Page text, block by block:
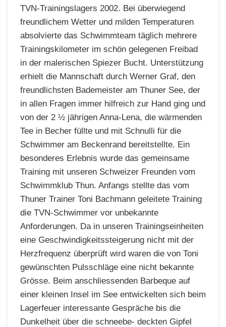
TVN-Trainingslagers 2002. Bei überwiegend
freundlichem Wetter und milden Temperaturen
absolvierte das Schwimmteam täglich mehrere
Trainingskilometer im schön gelegenen Freibad
in der malerischen Spiezer Bucht. Unterstützung
erhielt die Mannschaft durch Werner Graf, den
freundlichsten Bademeister am Thuner See, der
in allen Fragen immer hilfreich zur Hand ging und
von der 2 ½ jährigen Anna-Lena, die wärmenden
Tee in Becher füllte und mit Schnulli für die
Schwimmer am Beckenrand bereitstellte. Ein
besonderes Erlebnis wurde das gemeinsame
Training mit unseren Schweizer Freunden vom
Schwimmklub Thun. Anfangs stellte das vom
Thuner Trainer Toni Bachmann geleitete Training
die TVN-Schwimmer vor unbekannte
Anforderungen. Da in unseren Trainingseinheiten
eine Geschwindigkeitssteigerung nicht mit der
Herzfrequenz überprüft wird waren die von Toni
gewünschten Pulsschläge eine nicht bekannte
Grösse. Beim anschliessenden Barbeque auf
einer kleinen Insel im See entwickelten sich beim
Lagerfeuer interessante Gespräche bis die
Dunkelheit über die schneebe- deckten Gipfel